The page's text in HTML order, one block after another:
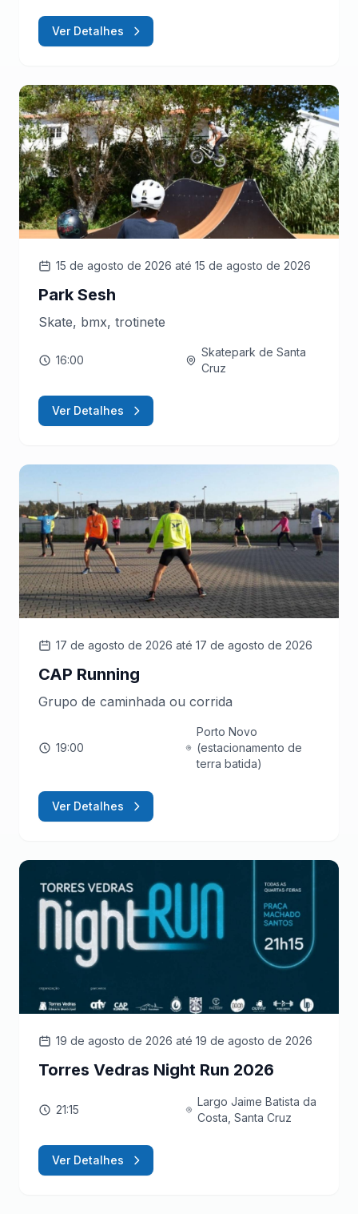
Ver Detalhes
15 de agosto de 2026 até 15 de agosto de 2026
Park Sesh
Skate, bmx, trotinete
16:00
Skatepark de Santa
Cruz
Ver Detalhes
17 de agosto de 2026 até 17 de agosto de 2026
CAP Running
Grupo de caminhada ou corrida
19:00
Porto Novo
(estacionamento de
terra batida)
Ver Detalhes
19 de agosto de 2026 até 19 de agosto de 2026
Torres Vedras Night Run 2026
21:15
Largo Jaime Batista da
Costa, Santa Cruz
Ver Detalhes